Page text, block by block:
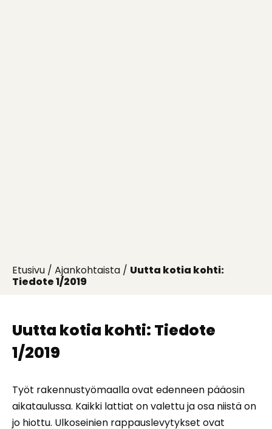
Etusivu / Ajankohtaista / Uutta kotia kohti:
Tiedote 1/2019
Uutta kotia kohti: Tiedote
1/2019
Työt rakennustyömaalla ovat edenneen pääosin
aikataulussa. Kaikki lattiat on valettu ja osa niistä on
jo hiottu. Ulkoseinien rappauslevytykset ovat